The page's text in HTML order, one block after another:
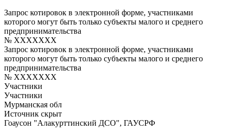
Запрос котировок в электронной форме, участниками
которого могут быть только субъекты малого и среднего
предпринимательства
№ XXXXXXX
Запрос котировок в электронной форме, участниками
которого могут быть только субъекты малого и среднего
предпринимательства
№ XXXXXXX
Участники
Участники
Мурманская обл
Источник скрыт
Гоаусон "Алакурттинский ДСО", ГАУСРФ